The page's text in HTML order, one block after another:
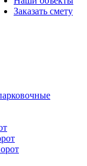
Заказать смету